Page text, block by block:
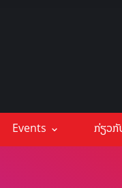
Events
ກ່ຽວກັ